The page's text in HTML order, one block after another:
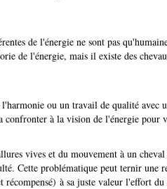
de l'énergie ne sont pas
de l'énergie, mais il existe des
ou un travail de qualité avec
confronter à la vision de l'énergie pour
vives et du mouvement à un
Cette problématique peut ternir une
récompensé) à sa juste valeur l'effort du